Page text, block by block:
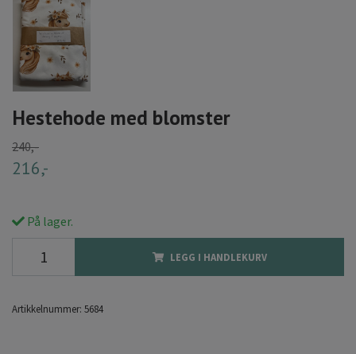
Hestehode med blomster
240,-
216,-
På lager.
LEGG I HANDLEKURV
Artikkelnummer: 5684